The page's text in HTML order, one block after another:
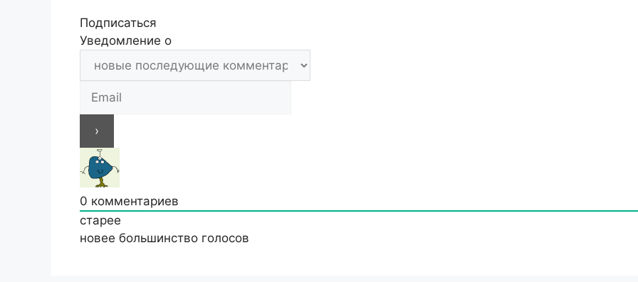
Подписаться
Уведомление о
0 комментариев
старее
новее большинство голосов